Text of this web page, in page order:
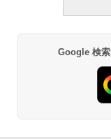
Google 検索